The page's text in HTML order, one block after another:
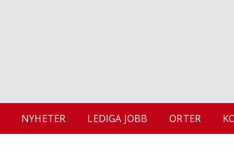
NYHETER LEDIGA JOBB ORTER